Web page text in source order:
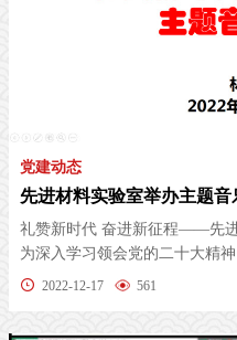
党建动态
先进材料实验室举办主题音
礼赞新时代 奋进新征程——先
为深入学习领会党的二十大精
育与理想...
2022-12-17 561